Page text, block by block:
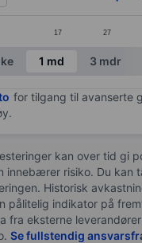
17 27
chart.
1 md 3 mdr
for tilgang til avanserte
kan over tid gi
innebærer risiko. Du kan
Historisk
pålitelig indikator på
fra eksterne
Se fullstendig